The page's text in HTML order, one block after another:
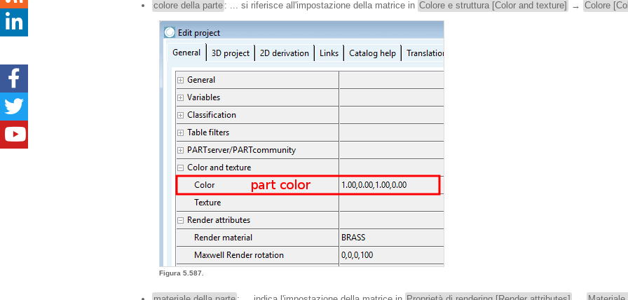
colore della parte : ... si riferisce all'impostazione della matrice in Colore e struttura [Color and texture] → Colore
Figura 5.587.